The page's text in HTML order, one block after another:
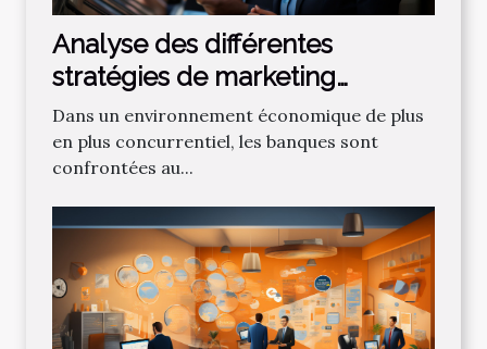
Analyse des différentes
stratégies de marketing
bancaire pour attirer de
nouveaux clients
Dans un environnement économique de plus
en plus concurrentiel, les banques sont
confrontées au...